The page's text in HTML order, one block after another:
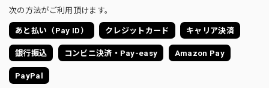
次の方法がご利用頂けます。
あと払い（Pay ID） クレジットカード キャリア決済
銀行振込 コンビニ決済・Pay-easy Amazon Pay
PayPal